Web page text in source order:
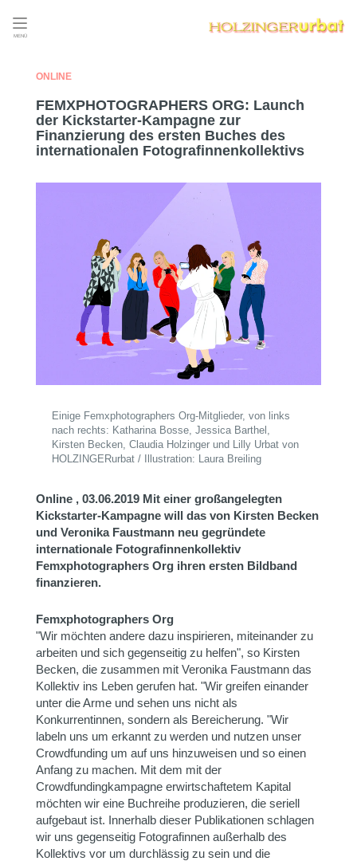
MENÜ
ONLINE
FEMXPHOTOGRAPHERS ORG: Launch
der Kickstarter-Kampagne zur
Finanzierung des ersten Buches des
internationalen Fotografinnenkollektivs
Einige Femxphotographers Org-Mitglieder, von links
nach rechts: Katharina Bosse, Jessica Barthel,
Kirsten Becken, Claudia Holzinger und Lilly Urbat von
HOLZINGERurbat / Illustration: Laura Breiling
Online , 03.06.2019 Mit einer großangelegten
Kickstarter-Kampagne will das von Kirsten Becken
und Veronika Faustmann neu gegründete
internationale Fotografinnenkollektiv
Femxphotographers Org ihren ersten Bildband
finanzieren.
Femxphotographers Org
"Wir möchten andere dazu inspirieren, miteinander zu
arbeiten und sich gegenseitig zu helfen", so Kirsten
Becken, die zusammen mit Veronika Faustmann das
Kollektiv ins Leben gerufen hat. "Wir greifen einander
unter die Arme und sehen uns nicht als
Konkurrentinnen, sondern als Bereicherung. "Wir
labeln uns um erkannt zu werden und nutzen unser
Crowdfunding um auf uns hinzuweisen und so einen
Anfang zu machen. Mit dem mit der
Crowdfundingkampagne erwirtschaftetem Kapital
möchten wir eine Buchreihe produzieren, die seriell
aufgebaut ist. Innerhalb dieser Publikationen schlagen
wir uns gegenseitig Fotografinnen außerhalb des
Kollektivs vor um durchlässig zu sein und die